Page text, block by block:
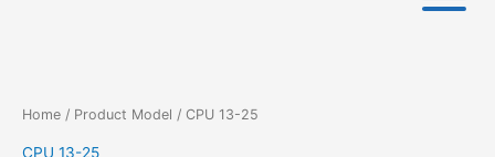
Home / Product Model / CPU 13-25
CPU 13-25